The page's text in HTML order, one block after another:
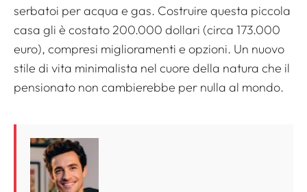
serbatoi per acqua e gas. Costruire questa piccola
casa gli è costato 200.000 dollari (circa 173.000
euro), compresi miglioramenti e opzioni. Un nuovo
stile di vita minimalista nel cuore della natura che il
pensionato non cambierebbe per nulla al mondo.